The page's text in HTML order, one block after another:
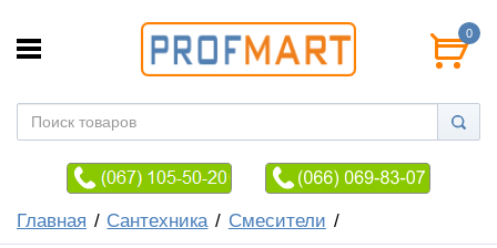
0
Главная Сантехника Смесители